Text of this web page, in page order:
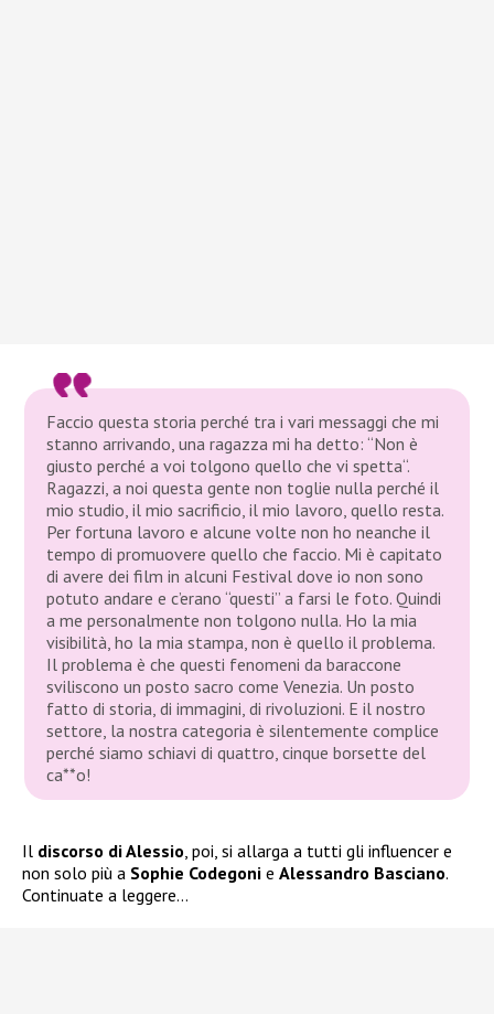
Faccio questa storia perché tra i vari messaggi che mi
stanno arrivando, una ragazza mi ha detto: “Non è
giusto perché a voi tolgono quello che vi spetta“.
Ragazzi, a noi questa gente non toglie nulla perché il
mio studio, il mio sacrificio, il mio lavoro, quello resta.
Per fortuna lavoro e alcune volte non ho neanche il
tempo di promuovere quello che faccio. Mi è capitato
di avere dei film in alcuni Festival dove io non sono
potuto andare e c’erano “questi” a farsi le foto. Quindi
a me personalmente non tolgono nulla. Ho la mia
visibilità, ho la mia stampa, non è quello il problema.
Il problema è che questi fenomeni da baraccone
sviliscono un posto sacro come Venezia. Un posto
fatto di storia, di immagini, di rivoluzioni. E il nostro
settore, la nostra categoria è silentemente complice
perché siamo schiavi di quattro, cinque borsette del
ca**o!
Il discorso di Alessio , poi, si allarga a tutti gli influencer e
non solo più a Sophie Codegoni e Alessandro Basciano.
Continuate a leggere…